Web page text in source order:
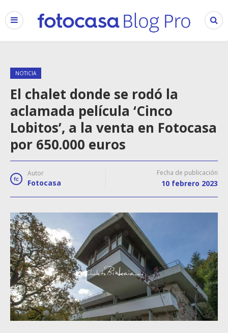
NOTICIA
El chalet donde se rodó la
aclamada película ‘Cinco
Lobitos’, a la venta en Fotocasa
por 650.000 euros
Autor
Fotocasa
Fecha de publicación
10 febrero 2023